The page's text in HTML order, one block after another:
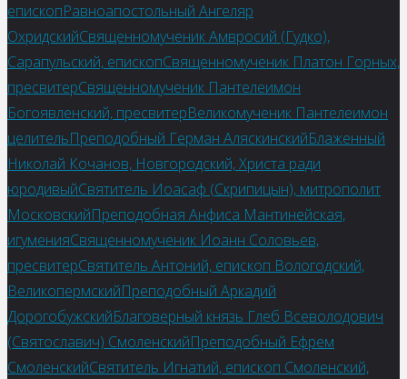
епископРавноапостольный Ангеляр
ОхридскийСвященномученик Амвросий (Гудко),
Сарапульский, епископСвященномученик Платон Горных,
пресвитерСвященномученик Пантелеимон
Богоявленский, пресвитерВеликомученик Пантелеимон
целительПреподобный Герман АляскинскийБлаженный
Николай Кочанов, Новгородский, Христа ради
юродивыйСвятитель Иоасаф (Скрипицын), митрополит
МосковскийПреподобная Анфиса Мантинейская,
игуменияСвященномученик Иоанн Соловьев,
пресвитерСвятитель Антоний, епископ Вологодский,
ВеликопермскийПреподобный Аркадий
ДорогобужскийБлаговерный князь Глеб Всеволодович
(Святославич) СмоленскийПреподобный Ефрем
СмоленскийСвятитель Игнатий, епископ Смоленский,